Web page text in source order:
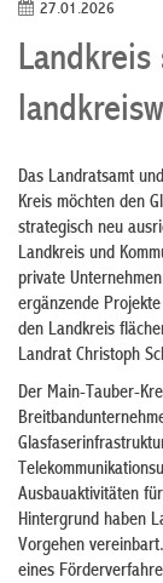
27.01.2026
Das Landratsamt
Kreis möchten den
strategisch neu
Landkreis und
private
ergänzende
den Landkreis
Landrat Christoph
Der Main-Tauber-
Ausbauaktivitäten
Hintergrund haben
Vorgehen
eines